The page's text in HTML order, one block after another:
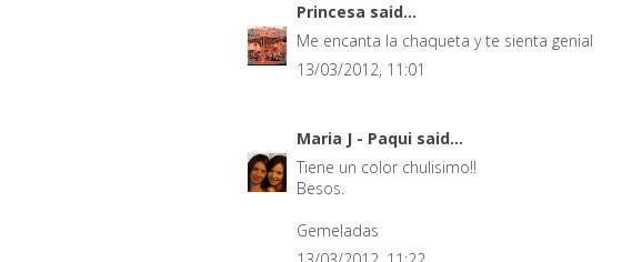
Princesa said...
Me encanta la chaqueta y te sienta genial
13/03/2012, 11:01
Maria J - Paqui said...
Tiene un color chulisimo!!
Besos.
Gemeladas